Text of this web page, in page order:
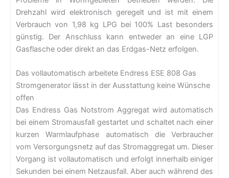
Drehzahl wird elektronisch geregelt und ist mit einem
Verbrauch von 1,98 kg LPG bei 100% Last besonders
günstig. Der Anschluss kann entweder an eine LGP
Gasflasche oder direkt an das Erdgas-Netz erfolgen.
Das vollautomatisch arbeitete Endress ESE 808 Gas
Stromgenerator lässt in der Ausstattung keine Wünsche
offen
Das Endress Gas Notstrom Aggregat wird automatisch
bei einem Stromausfall gestartet und schaltet nach einer
kurzen Warmlaufphase automatisch die Verbraucher
vom Versorgungsnetz auf das Stromaggregat um. Dieser
Vorgang ist vollautomatisch und erfolgt innerhalb einiger
Sekunden bei einem Netzausfall. Aber auch während des